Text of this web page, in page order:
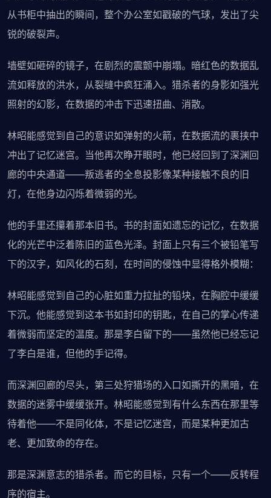
从书柜中抽出的瞬间，整个办公室如戳破的气球，发出了尖
锐的破裂声。
墙壁如砸碎的镜子，在剧烈的震颤中崩塌。暗红色的数据乱
流如释放的洪水，从裂缝中疯狂涌入。猎杀者的身影如强光
照射的幻影，在数据的冲击下迅速扭曲、消散。
林昭能感觉到自己的意识如弹射的火箭，在数据流的裹挟中
冲出了记忆迷宫。当他再次睁开眼时，他已经回到了深渊回
廊的中央通道——叛逃者的全息投影像某种接触不良的旧
灯，在他身边闪烁着微弱的光。
他的手里还攥着那本旧书。书的封面如遗忘的记忆，在数据
化的光芒中泛着陈旧的蓝色光泽。封面上只有三个被铅笔写
下的汉字，如风化的石刻，在时间的侵蚀中显得格外模糊：
林昭能感觉到自己的心脏如重力拉扯的铅块，在胸腔中缓缓
下沉。他能感觉到这本书如封印的钥匙，在自己的掌心传递
着微弱而坚定的温度。那是李白留下的——虽然他已经忘记
了李白是谁，但他的手记得。
而深渊回廊的尽头，第三处狩猎场的入口如撕开的黑暗，在
数据的迷雾中缓缓张开。林昭能感觉到有什么东西在那里等
待着他——不是同化体，不是记忆迷宫，而是某种更加古
老、更加致命的存在。
那是深渊意志的猎杀者。而它的目标，只有一个——反转程
序的宿主。